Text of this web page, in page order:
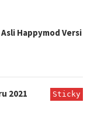
Happymod Versi
2021 Sticky